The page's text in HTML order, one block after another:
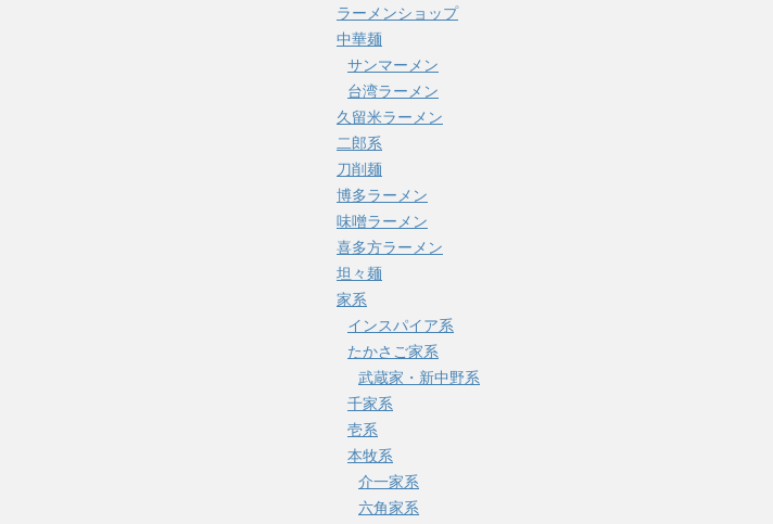
ラーメンショップ
中華麺
サンマーメン
台湾ラーメン
久留米ラーメン
二郎系
刀削麺
博多ラーメン
味噌ラーメン
喜多方ラーメン
坦々麺
家系
インスパイア系
たかさご家系
武蔵家・新中野系
千家系
壱系
本牧系
介一家系
六角家系